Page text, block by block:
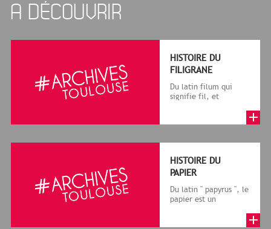
A DÉCOUVRIR
HISTOIRE DU
FILIGRANE
Du latin filum qui
signifie fil, et
le cadre de la f...
HISTOIRE DU
PAPIER
Du latin " papyrus ", le
papier est un